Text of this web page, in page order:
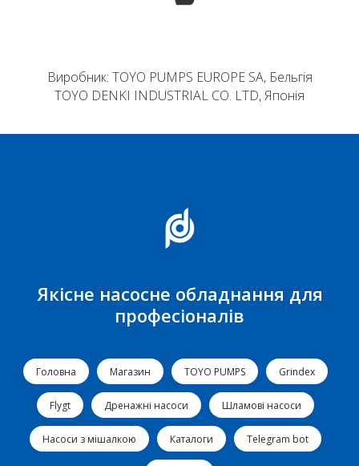
Виробник: TOYO PUMPS EUROPE SA, Бельгія
TOYO DENKI INDUSTRIAL CO. LTD, Японія
Якісне насосне обладнання для
професіоналів
Головна Магазин TOYO PUMPS Grindex
Flygt Дренажні насоси Шламові насоси
Насоси з мішалкою Каталоги Telegram bot